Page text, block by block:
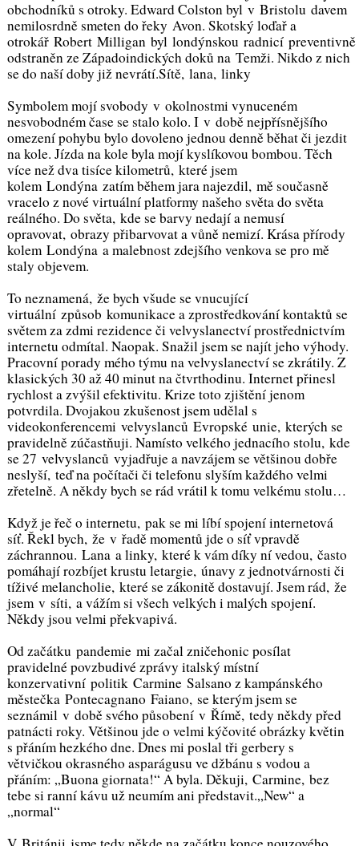
obchodníků s otroky. Edward Colston byl v Bristolu davem
nemilosrdně smeten do řeky Avon. Skotský loďař a
otrokář Robert Milligan byl londýnskou radnicí preventivně
odstraněn ze Západoindických doků na Temži. Nikdo z nich
se do naší doby již nevrátí.Sítě, lana, linky
Symbolem mojí svobody v okolnostmi vynuceném
nesvobodném čase se stalo kolo. I v době nejpřísnějšího
omezení pohybu bylo dovoleno jednou denně běhat či jezdit
na kole. Jízda na kole byla mojí kyslíkovou bombou. Těch
více než dva tisíce kilometrů, které jsem
kolem Londýna zatím během jara najezdil, mě současně
vracelo z nové virtuální platformy našeho světa do světa
reálného. Do světa, kde se barvy nedají a nemusí
opravovat, obrazy přibarvovat a vůně nemizí. Krása přírody
kolem Londýna a malebnost zdejšího venkova se pro mě
staly objevem.
To neznamená, že bych všude se vnucující
virtuální způsob komunikace a zprostředkování kontaktů se
světem za zdmi rezidence či velvyslanectví prostřednictvím
internetu odmítal. Naopak. Snažil jsem se najít jeho výhody.
Pracovní porady mého týmu na velvyslanectví se zkrátily. Z
klasických 30 až 40 minut na čtvrthodinu. Internet přinesl
rychlost a zvýšil efektivitu. Krize toto zjištění jenom
potvrdila. Dvojakou zkušenost jsem udělal s
videokonferencemi velvyslanců Evropské unie, kterých se
pravidelně zúčastňuji. Namísto velkého jednacího stolu, kde
se 27 velvyslanců vyjadřuje a navzájem se většinou dobře
neslyší, teď na počítači či telefonu slyším každého velmi
zřetelně. A někdy bych se rád vrátil k tomu velkému stolu…
Když je řeč o internetu, pak se mi líbí spojení internetová
síť. Řekl bych, že v řadě momentů jde o síť vpravdě
záchrannou. Lana a linky, které k vám díky ní vedou, často
pomáhají rozbíjet krustu letargie, únavy z jednotvárnosti či
tíživé melancholie, které se zákonitě dostavují. Jsem rád, že
jsem v síti, a vážím si všech velkých i malých spojení.
Někdy jsou velmi překvapivá.
Od začátku pandemie mi začal zničehonic posílat
pravidelné povzbudivé zprávy italský místní
konzervativní politik Carmine Salsano z kampánského
městečka Pontecagnano Faiano, se kterým jsem se
seznámil v době svého působení v Římě, tedy někdy před
patnácti roky. Většinou jde o velmi kýčovité obrázky květin
s přáním hezkého dne. Dnes mi poslal tři gerbery s
větvičkou okrasného asparágusu ve džbánu s vodou a
přáním: „Buona giornata!“ A byla. Děkuji, Carmine, bez
tebe si ranní kávu už neumím ani představit.„New“ a
„normal“